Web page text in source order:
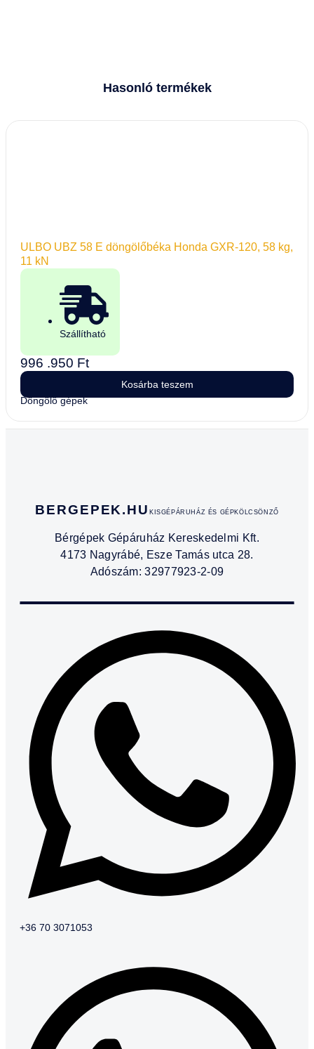
Hasonló termékek
ULBO UBZ 58 E döngölőbéka Honda GXR-120, 58 kg,
11 kN
Szállítható
996 .950 Ft
Kosárba teszem
Döngölő gépek
BERGEPEK.HUKISGÉPÁRUHÁZ ÉS GÉPKÖLCSÖNZŐ
Bérgépek Gépáruház Kereskedelmi Kft.
4173 Nagyrábé, Esze Tamás utca 28.
Adószám: 32977923-2-09
+36 70 3071053